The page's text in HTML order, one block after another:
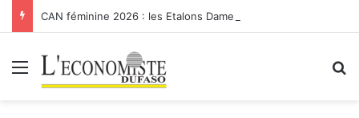
Menu